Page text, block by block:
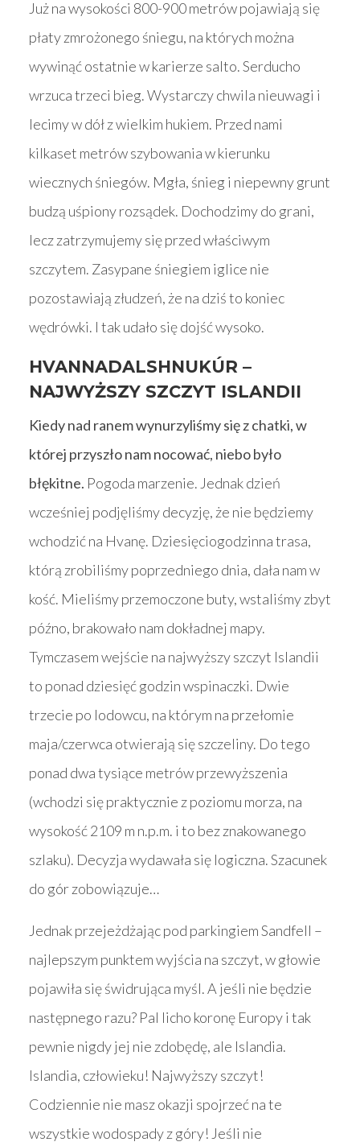
Już na wysokości 800-900 metrów pojawiają się
płaty zmrożonego śniegu, na których można
wywinąć ostatnie w karierze salto. Serducho
wrzuca trzeci bieg. Wystarczy chwila nieuwagi i
lecimy w dół z wielkim hukiem. Przed nami
kilkaset metrów szybowania w kierunku
wiecznych śniegów. Mgła, śnieg i niepewny grunt
budzą uśpiony rozsądek. Dochodzimy do grani,
lecz zatrzymujemy się przed właściwym
szczytem. Zasypane śniegiem iglice nie
pozostawiają złudzeń, że na dziś to koniec
wędrówki. I tak udało się dojść wysoko.
HVANNADALSHNUKÚR –
NAJWYŻSZY SZCZYT ISLANDII
Kiedy nad ranem wynurzyliśmy się z chatki, w
której przyszło nam nocować, niebo było
błękitne. Pogoda marzenie. Jednak dzień
wcześniej podjęliśmy decyzję, że nie będziemy
wchodzić na Hvanę. Dziesięciogodzinna trasa,
którą zrobiliśmy poprzedniego dnia, dała nam w
kość. Mieliśmy przemoczone buty, wstaliśmy zbyt
późno, brakowało nam dokładnej mapy.
Tymczasem wejście na najwyższy szczyt Islandii
to ponad dziesięć godzin wspinaczki. Dwie
trzecie po lodowcu, na którym na przełomie
maja/czerwca otwierają się szczeliny. Do tego
ponad dwa tysiące metrów przewyższenia
(wchodzi się praktycznie z poziomu morza, na
wysokość 2109 m n.p.m. i to bez znakowanego
szlaku). Decyzja wydawała się logiczna. Szacunek
do gór zobowiązuje…
Jednak przejeżdżając pod parkingiem Sandfell –
najlepszym punktem wyjścia na szczyt, w głowie
pojawiła się świdrująca myśl. A jeśli nie będzie
następnego razu? Pal licho koronę Europy i tak
pewnie nigdy jej nie zdobędę, ale Islandia.
Islandia, człowieku! Najwyższy szczyt!
Codziennie nie masz okazji spojrzeć na te
wszystkie wodospady z góry! Jeśli nie